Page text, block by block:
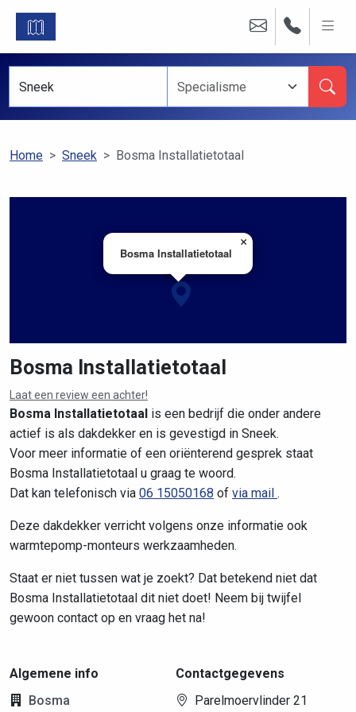
Home Sneek Bosma Installatietotaal
Bosma Installatietotaal
×
Leaflet|©OpenStreetMapcontributors
Bosma Installatietotaal
Laat een review een achter!
Bosma Installatietotaal is een bedrijf die onder andere
actief is als dakdekker en is gevestigd in Sneek.
Voor meer informatie of een oriënterend gesprek staat
Bosma Installatietotaal u graag te woord.
Dat kan telefonisch via 06 15050168 of via mail .
Deze dakdekker verricht volgens onze informatie ook
warmtepomp-monteurs werkzaamheden.
Staat er niet tussen wat je zoekt? Dat betekend niet dat
Bosma Installatietotaal dit niet doet! Neem bij twijfel
gewoon contact op en vraag het na!
Algemene info
Bosma
Contactgegevens
Parelmoervlinder 21